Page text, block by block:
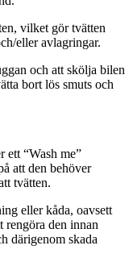
vilket gör tvätten
eller avlagringar.
och att skölja bilen
bort lös smuts och
ett “Wash me”
att den behöver
tvätten.
eller kåda, oavsett
rengöra den innan
därigenom skada